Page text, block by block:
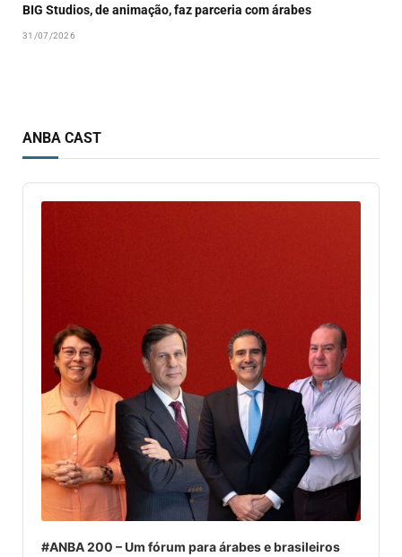
BIG Studios, de animação, faz parceria com árabes
31/07/2026
ANBA CAST
Audio
Player
#ANBA 200 – Um fórum para árabes e brasileiros